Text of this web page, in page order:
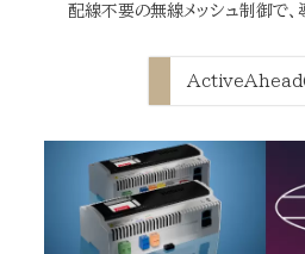
配線不要の無線メッシュ制御で、